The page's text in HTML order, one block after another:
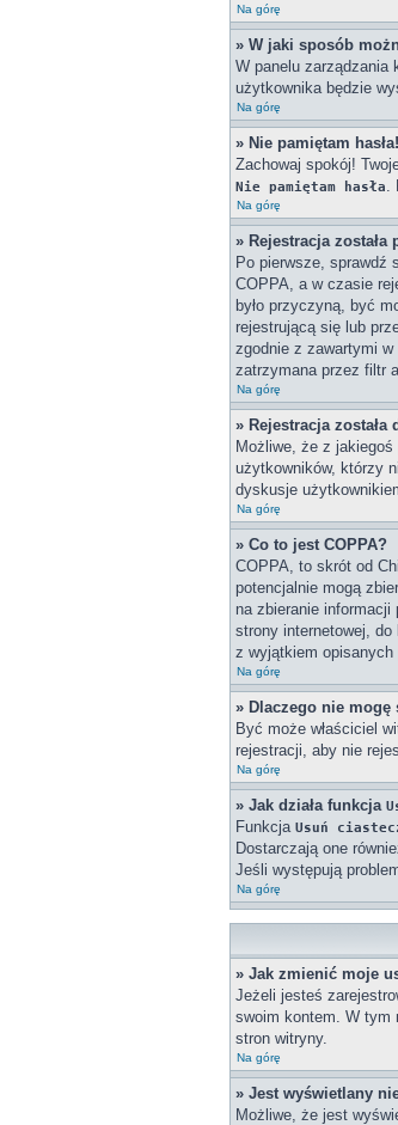
Na górę
» W jaki sposób
W panelu zarządzania
użytkownika będzie
Na górę
» Nie pamiętam hasła!
Zachowaj spokój!
Nie pamiętam hasła.
Na górę
» Rejestracja
Po pierwsze, sprawdź
COPPA, a w czasie
było przyczyną, być
rejestrującą się lub
zgodnie z zawartymi w
zatrzymana przez filtr
Na górę
» Rejestracja
Możliwe, że z
użytkowników, którzy
dyskusje
Na górę
» Co to jest COPPA?
COPPA, to skrót od
potencjalnie mogą
na zbieranie
strony internetowej,
z wyjątkiem opisanych
Na górę
» Dlaczego nie mogę
Być może właściciel
rejestracji, aby nie
Na górę
» Jak działa funkcja
Funkcja Usuń
Dostarczają one
Jeśli występują
Na górę
» Jak zmienić moje
Jeżeli jesteś
swoim kontem. W tym
stron witryny.
Na górę
» Jest wyświetlany
Możliwe, że jest